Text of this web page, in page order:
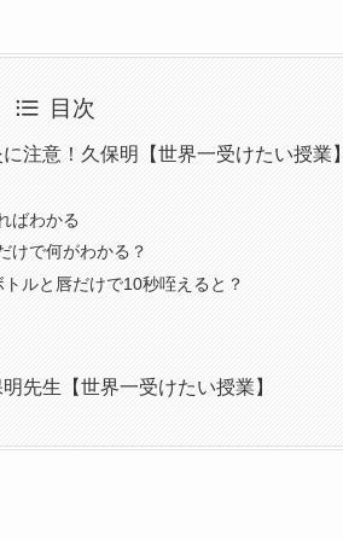
目次
注意！久保明【世界一受けたい授業】
ばわかる
けで何がわかる？
ルと唇だけで10秒咥えると？
先生【世界一受けたい授業】